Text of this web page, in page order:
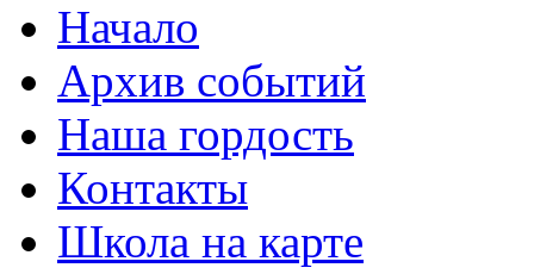
Начало
Архив событий
Наша гордость
Контакты
Школа на карте